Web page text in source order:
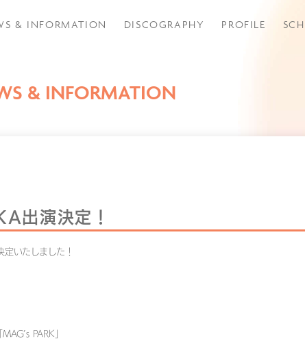
& INFORMATION DISCOGRAPHY PROFILE
& INFORMATION
出演決定！
いたしました！
PARK」